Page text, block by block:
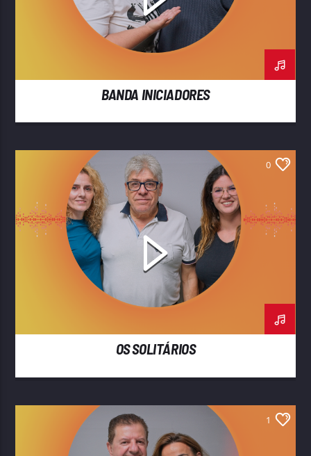
BANDA INICIADORES
0
OS SOLITÁRIOS
1